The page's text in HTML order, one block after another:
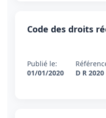
Code des droits
Publié le:
01/01/2020
D R 2020